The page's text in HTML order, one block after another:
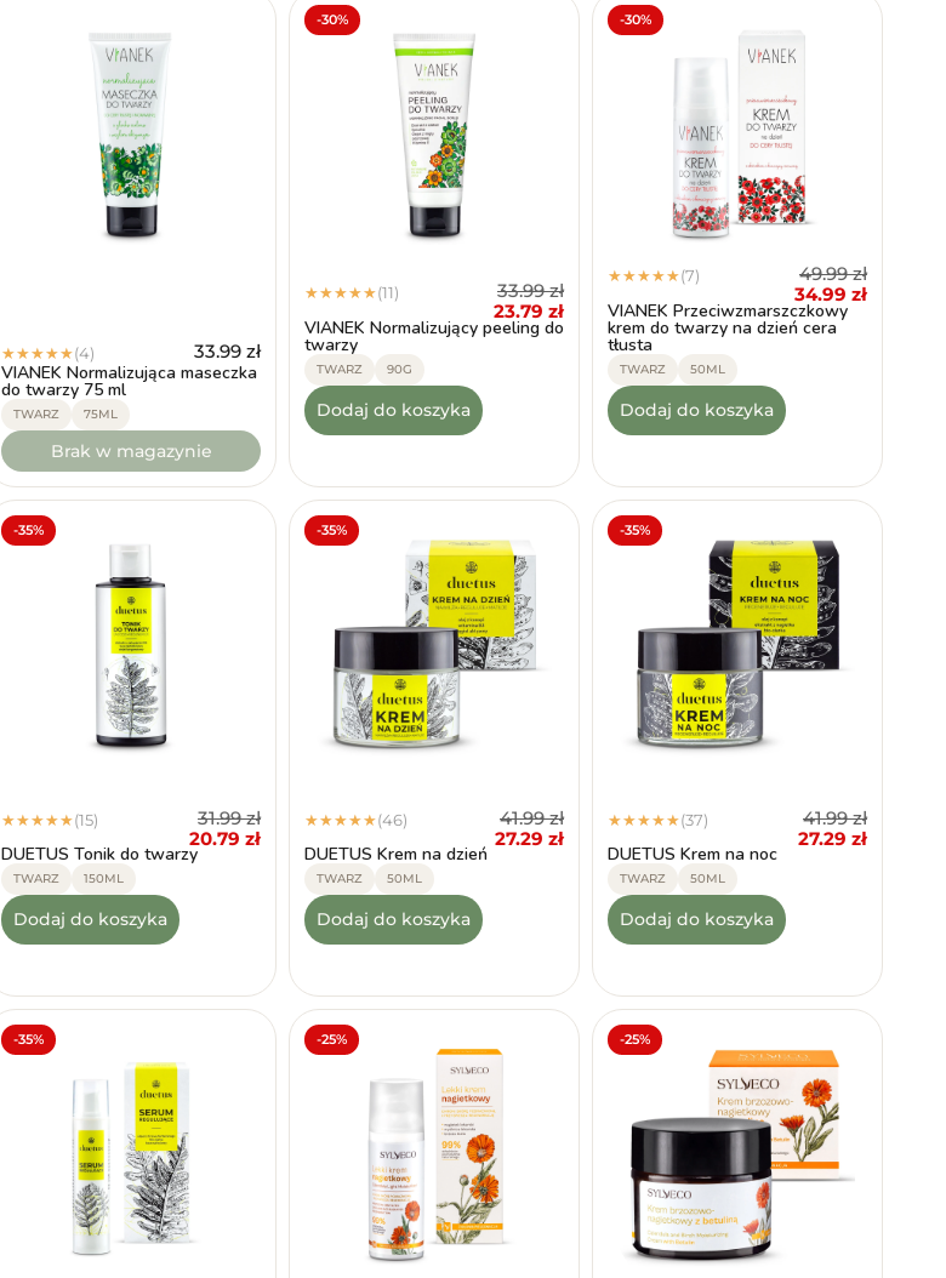
★★★★★(4) 33.99 zł
VIANEK Normalizująca maseczka
do twarzy 75 ml
TWARZ 75ML
Brak w magazynie
-30%
★★★★★(11) 33.99zł
23.79 zł
VIANEK Normalizujący peeling do
twarzy
TWARZ 90G
Dodaj do koszyka
-30%
★★★★★(7) 49.99zł
34.99 zł
VIANEK Przeciwzmarszczkowy
krem do twarzy na dzień cera
tłusta
TWARZ 50ML
Dodaj do koszyka
-35%
★★★★★(15) 31.99zł
20.79 zł
DUETUS Tonik do twarzy
TWARZ 150ML
Dodaj do koszyka
-35%
★★★★★(46) 41.99zł
27.29 zł
DUETUS Krem na dzień
TWARZ 50ML
Dodaj do koszyka
-35%
★★★★★(37) 41.99zł
27.29 zł
DUETUS Krem na noc
TWARZ 50ML
Dodaj do koszyka
-35% -25% -25%